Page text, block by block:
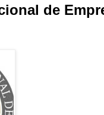
de